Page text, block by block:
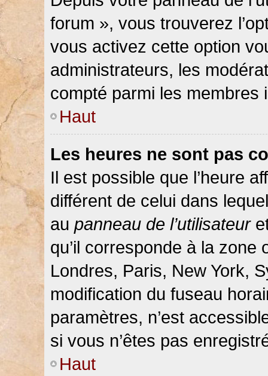
forum », vous trouverez
vous activez cette option
administrateurs, les
compté parmi les membres
Haut
Les heures ne sont pas
Il est possible que l’heure
différent de celui dans
au panneau de l’utilisateur
qu’il corresponde à la
Londres, Paris, New York,
modification du fuseau
paramètres, n’est
si vous n’êtes pas
Haut